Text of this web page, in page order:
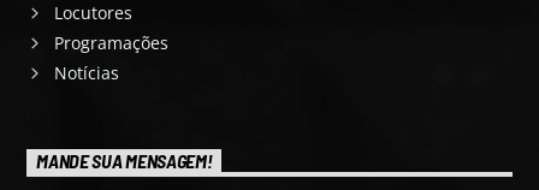
Locutores
Programações
Notícias
MANDE SUA MENSAGEM!